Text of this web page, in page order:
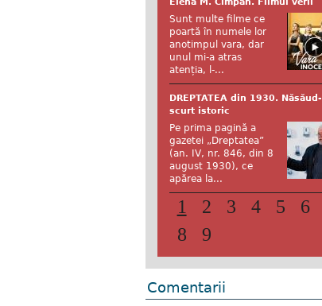
Sunt multe filme ce
poartă în numele lor
anotimpul vara, dar
unul mi-a atras
atenția, l-...
DREPTATEA din 1930. Năsăud-
scurt istoric
Pe prima pagină a
gazetei „Dreptatea”
(an. IV, nr. 846, din 8
august 1930), ce
apărea la...
1 2 3 4 5 6
8
9
Comentarii